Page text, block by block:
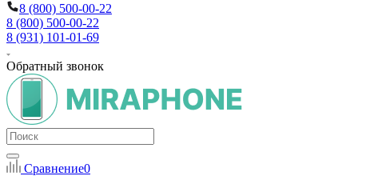
8 (800) 500-00-22
8 (800) 500-00-22
8 (931) 101-01-69
Обратный звонок
Сравнение0